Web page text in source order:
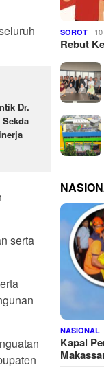
Dr.
serta
SOROT
Rebut
NASIONAL
Kapal